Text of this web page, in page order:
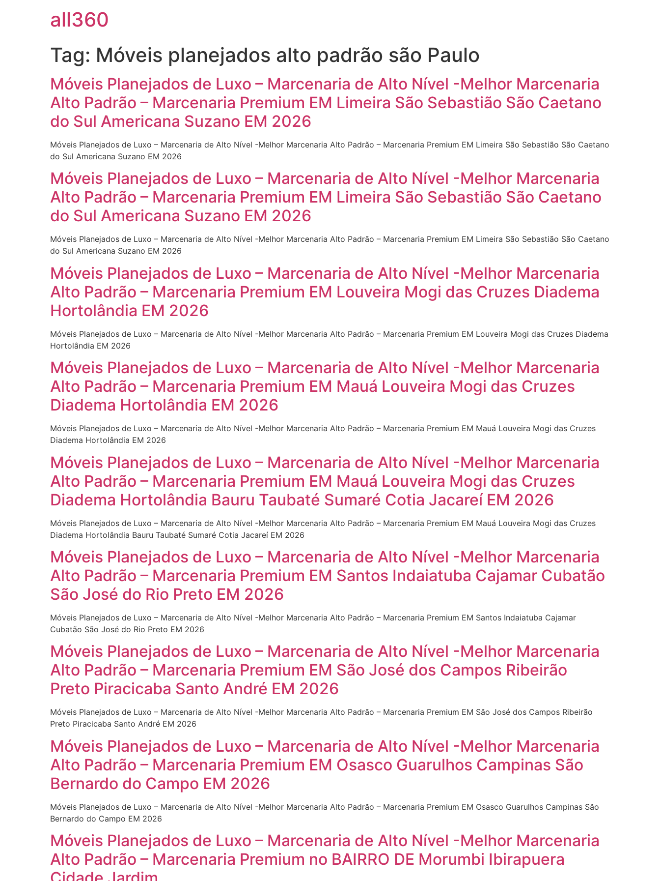
all360
Tag: Móveis planejados alto padrão são Paulo
Móveis Planejados de Luxo – Marcenaria de Alto Nível -Melhor Marcenaria
Alto Padrão – Marcenaria Premium EM Limeira São Sebastião São Caetano
do Sul Americana Suzano EM 2026
Móveis Planejados de Luxo – Marcenaria de Alto Nível -Melhor Marcenaria Alto Padrão – Marcenaria Premium EM Limeira São Sebastião São Caetano
do Sul Americana Suzano EM 2026
Móveis Planejados de Luxo – Marcenaria de Alto Nível -Melhor Marcenaria
Alto Padrão – Marcenaria Premium EM Limeira São Sebastião São Caetano
do Sul Americana Suzano EM 2026
Móveis Planejados de Luxo – Marcenaria de Alto Nível -Melhor Marcenaria Alto Padrão – Marcenaria Premium EM Limeira São Sebastião São Caetano
do Sul Americana Suzano EM 2026
Móveis Planejados de Luxo – Marcenaria de Alto Nível -Melhor Marcenaria
Alto Padrão – Marcenaria Premium EM Louveira Mogi das Cruzes Diadema
Hortolândia EM 2026
Móveis Planejados de Luxo – Marcenaria de Alto Nível -Melhor Marcenaria Alto Padrão – Marcenaria Premium EM Louveira Mogi das Cruzes Diadema
Hortolândia EM 2026
Móveis Planejados de Luxo – Marcenaria de Alto Nível -Melhor Marcenaria
Alto Padrão – Marcenaria Premium EM Mauá Louveira Mogi das Cruzes
Diadema Hortolândia EM 2026
Móveis Planejados de Luxo – Marcenaria de Alto Nível -Melhor Marcenaria Alto Padrão – Marcenaria Premium EM Mauá Louveira Mogi das Cruzes
Diadema Hortolândia EM 2026
Móveis Planejados de Luxo – Marcenaria de Alto Nível -Melhor Marcenaria
Alto Padrão – Marcenaria Premium EM Mauá Louveira Mogi das Cruzes
Diadema Hortolândia Bauru Taubaté Sumaré Cotia Jacareí EM 2026
Móveis Planejados de Luxo – Marcenaria de Alto Nível -Melhor Marcenaria Alto Padrão – Marcenaria Premium EM Mauá Louveira Mogi das Cruzes
Diadema Hortolândia Bauru Taubaté Sumaré Cotia Jacareí EM 2026
Móveis Planejados de Luxo – Marcenaria de Alto Nível -Melhor Marcenaria
Alto Padrão – Marcenaria Premium EM Santos Indaiatuba Cajamar Cubatão
São José do Rio Preto EM 2026
Móveis Planejados de Luxo – Marcenaria de Alto Nível -Melhor Marcenaria Alto Padrão – Marcenaria Premium EM Santos Indaiatuba Cajamar
Cubatão São José do Rio Preto EM 2026
Móveis Planejados de Luxo – Marcenaria de Alto Nível -Melhor Marcenaria
Alto Padrão – Marcenaria Premium EM São José dos Campos Ribeirão
Preto Piracicaba Santo André EM 2026
Móveis Planejados de Luxo – Marcenaria de Alto Nível -Melhor Marcenaria Alto Padrão – Marcenaria Premium EM São José dos Campos Ribeirão
Preto Piracicaba Santo André EM 2026
Móveis Planejados de Luxo – Marcenaria de Alto Nível -Melhor Marcenaria
Alto Padrão – Marcenaria Premium EM Osasco Guarulhos Campinas São
Bernardo do Campo EM 2026
Móveis Planejados de Luxo – Marcenaria de Alto Nível -Melhor Marcenaria Alto Padrão – Marcenaria Premium EM Osasco Guarulhos Campinas São
Bernardo do Campo EM 2026
Móveis Planejados de Luxo – Marcenaria de Alto Nível -Melhor Marcenaria
Alto Padrão – Marcenaria Premium no BAIRRO DE Morumbi Ibirapuera